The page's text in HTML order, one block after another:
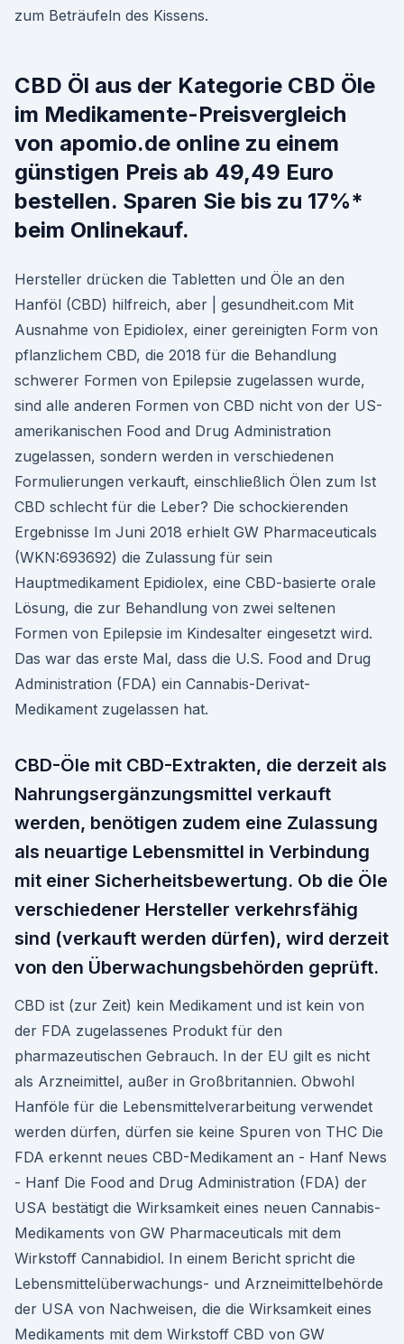
zum Beträufeln des Kissens.
CBD Öl aus der Kategorie CBD Öle
im Medikamente-Preisvergleich
von apomio.de online zu einem
günstigen Preis ab 49,49 Euro
bestellen. Sparen Sie bis zu 17%*
beim Onlinekauf.
Hersteller drücken die Tabletten und Öle an den
Hanföl (CBD) hilfreich, aber | gesundheit.com Mit
Ausnahme von Epidiolex, einer gereinigten Form von
pflanzlichem CBD, die 2018 für die Behandlung
schwerer Formen von Epilepsie zugelassen wurde,
sind alle anderen Formen von CBD nicht von der US-
amerikanischen Food and Drug Administration
zugelassen, sondern werden in verschiedenen
Formulierungen verkauft, einschließlich Ölen zum Ist
CBD schlecht für die Leber? Die schockierenden
Ergebnisse Im Juni 2018 erhielt GW Pharmaceuticals
(WKN:693692) die Zulassung für sein
Hauptmedikament Epidiolex, eine CBD-basierte orale
Lösung, die zur Behandlung von zwei seltenen
Formen von Epilepsie im Kindesalter eingesetzt wird.
Das war das erste Mal, dass die U.S. Food and Drug
Administration (FDA) ein Cannabis-Derivat-
Medikament zugelassen hat.
CBD-Öle mit CBD-Extrakten, die derzeit als
Nahrungsergänzungsmittel verkauft
werden, benötigen zudem eine Zulassung
als neuartige Lebensmittel in Verbindung
mit einer Sicherheitsbewertung. Ob die Öle
verschiedener Hersteller verkehrsfähig
sind (verkauft werden dürfen), wird derzeit
von den Überwachungsbehörden geprüft.
CBD ist (zur Zeit) kein Medikament und ist kein von
der FDA zugelassenes Produkt für den
pharmazeutischen Gebrauch. In der EU gilt es nicht
als Arzneimittel, außer in Großbritannien. Obwohl
Hanföle für die Lebensmittelverarbeitung verwendet
werden dürfen, dürfen sie keine Spuren von THC Die
FDA erkennt neues CBD-Medikament an - Hanf News
- Hanf Die Food and Drug Administration (FDA) der
USA bestätigt die Wirksamkeit eines neuen Cannabis-
Medikaments von GW Pharmaceuticals mit dem
Wirkstoff Cannabidiol. In einem Bericht spricht die
Lebensmittelüberwachungs- und Arzneimittelbehörde
der USA von Nachweisen, die die Wirksamkeit eines
Medikaments mit dem Wirkstoff CBD von GW